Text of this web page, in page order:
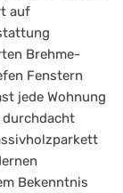
auf
Brehme-
Fenstern
jede Wohnung
durchdacht
Bekenntnis